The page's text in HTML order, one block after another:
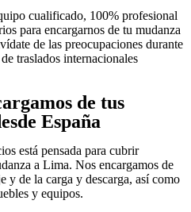
cualificado, 100% profesional
para encargarnos de tu mudanza
de las preocupaciones durante
traslados internacionales
de tus
España
está pensada para cubrir
a Lima. Nos encargamos de
y de la carga y descarga, así como
y equipos.